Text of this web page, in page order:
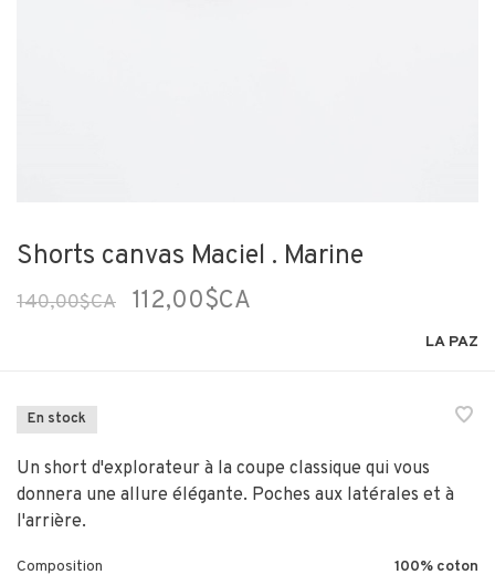
Shorts canvas Maciel . Marine
140,00$CA 112,00$CA
LA PAZ
En stock
Un short d'explorateur à la coupe classique qui vous
donnera une allure élégante. Poches aux latérales et à
l'arrière.
Composition 100% coton